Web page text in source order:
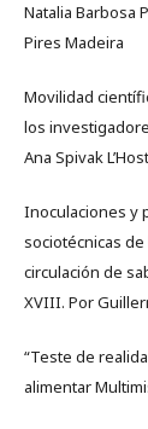
Natalia Barbosa
Pires Madeira
Movilidad
los
Ana Spivak
Inoculaciones y
sociotécnicas
circulación de
XVIII. Por
“Teste de
alimentar